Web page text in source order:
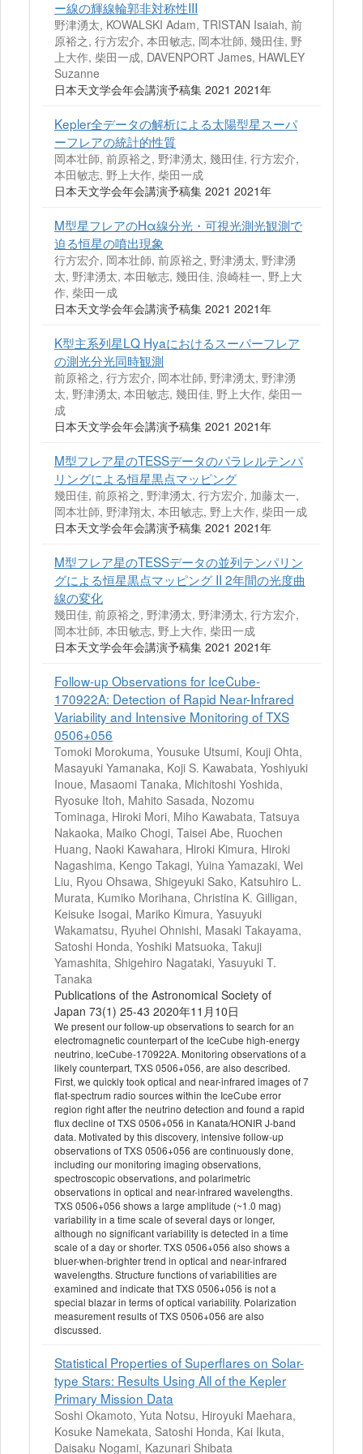
ー線の輝線輪郭非対称性III
野津湧太, KOWALSKI Adam, TRISTAN Isaiah, 前
原裕之, 行方宏介, 本田敏志, 岡本壮師, 幾田佳, 野
上大作, 柴田一成, DAVENPORT James, HAWLEY
Suzanne
日本天文学会年会講演予稿集 2021 2021年
Kepler全データの解析による太陽型星スーパ
ーフレアの統計的性質
岡本壮師, 前原裕之, 野津湧太, 幾田佳, 行方宏介,
本田敏志, 野上大作, 柴田一成
日本天文学会年会講演予稿集 2021 2021年
M型星フレアのHα線分光・可視光測光観測で
迫る恒星の噴出現象
行方宏介, 岡本壮師, 前原裕之, 野津湧太, 野津湧
太, 野津湧太, 本田敏志, 幾田佳, 浪崎桂一, 野上大
作, 柴田一成
日本天文学会年会講演予稿集 2021 2021年
K型主系列星LQ Hyaにおけるスーパーフレア
の測光分光同時観測
前原裕之, 行方宏介, 岡本壮師, 野津湧太, 野津湧
太, 野津湧太, 本田敏志, 幾田佳, 野上大作, 柴田一
成
日本天文学会年会講演予稿集 2021 2021年
M型フレア星のTESSデータのパラレルテンパ
リングによる恒星黒点マッピング
幾田佳, 前原裕之, 野津湧太, 行方宏介, 加藤太一,
岡本壮師, 野津翔太, 本田敏志, 野上大作, 柴田一成
日本天文学会年会講演予稿集 2021 2021年
M型フレア星のTESSデータの並列テンパリン
グによる恒星黒点マッピング II 2年間の光度曲
線の変化
幾田佳, 前原裕之, 野津湧太, 野津湧太, 行方宏介,
岡本壮師, 本田敏志, 野上大作, 柴田一成
日本天文学会年会講演予稿集 2021 2021年
Follow-up Observations for IceCube-
170922A: Detection of Rapid Near-Infrared
Variability and Intensive Monitoring of TXS
0506+056
Tomoki Morokuma, Yousuke Utsumi, Kouji Ohta,
Masayuki Yamanaka, Koji S. Kawabata, Yoshiyuki
Inoue, Masaomi Tanaka, Michitoshi Yoshida,
Ryosuke Itoh, Mahito Sasada, Nozomu
Tominaga, Hiroki Mori, Miho Kawabata, Tatsuya
Nakaoka, Maiko Chogi, Taisei Abe, Ruochen
Huang, Naoki Kawahara, Hiroki Kimura, Hiroki
Nagashima, Kengo Takagi, Yuina Yamazaki, Wei
Liu, Ryou Ohsawa, Shigeyuki Sako, Katsuhiro L.
Murata, Kumiko Morihana, Christina K. Gilligan,
Keisuke Isogai, Mariko Kimura, Yasuyuki
Wakamatsu, Ryuhei Ohnishi, Masaki Takayama,
Satoshi Honda, Yoshiki Matsuoka, Takuji
Yamashita, Shigehiro Nagataki, Yasuyuki T.
Tanaka
Publications of the Astronomical Society of
Japan 73(1) 25-43 2020年11月10日
We present our follow-up observations to search for an
electromagnetic counterpart of the IceCube high-energy
neutrino, IceCube-170922A. Monitoring observations of a
likely counterpart, TXS 0506+056, are also described.
First, we quickly took optical and near-infrared images of 7
flat-spectrum radio sources within the IceCube error
region right after the neutrino detection and found a rapid
flux decline of TXS 0506+056 in Kanata/HONIR J-band
data. Motivated by this discovery, intensive follow-up
observations of TXS 0506+056 are continuously done,
including our monitoring imaging observations,
spectroscopic observations, and polarimetric
observations in optical and near-infrared wavelengths.
TXS 0506+056 shows a large amplitude (~1.0 mag)
variability in a time scale of several days or longer,
although no significant variability is detected in a time
scale of a day or shorter. TXS 0506+056 also shows a
bluer-when-brighter trend in optical and near-infrared
wavelengths. Structure functions of variabilities are
examined and indicate that TXS 0506+056 is not a
special blazar in terms of optical variability. Polarization
measurement results of TXS 0506+056 are also
discussed.
Statistical Properties of Superflares on Solar-
type Stars: Results Using All of the Kepler
Primary Mission Data
Soshi Okamoto, Yuta Notsu, Hiroyuki Maehara,
Kosuke Namekata, Satoshi Honda, Kai Ikuta,
Daisaku Nogami, Kazunari Shibata